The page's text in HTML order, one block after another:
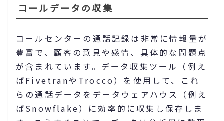
コールデータの収集
コールセンターの通話記録は非常に情報量が
豊富で、顧客の意見や感情、具体的な問題点
が含まれています。データ収集ツール（例え
ばFivetranやTrocco）を使用して、これ
らの通話データをデータウェアハウス（例え
ばSnowflake）に効率的に収集し保存しま